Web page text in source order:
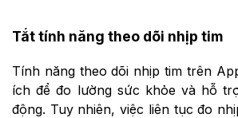
Tắt tính năng theo dõi nhịp tim
Tính năng theo dõi nhịp tim trên
ích để đo lường sức khỏe và hỗ
động. Tuy nhiên, việc liên tục đo